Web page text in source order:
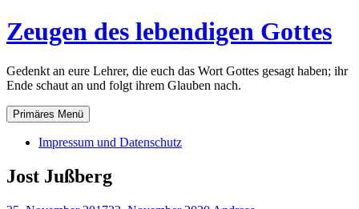
Zum
Inhalt
Zeugen des lebendigen Gottes
Gedenkt an eure Lehrer, die euch das Wort Gottes gesagt haben; ihr
Ende schaut an und folgt ihrem Glauben nach.
Primäres Menü
Impressum und Datenschutz
Jost Jußberg